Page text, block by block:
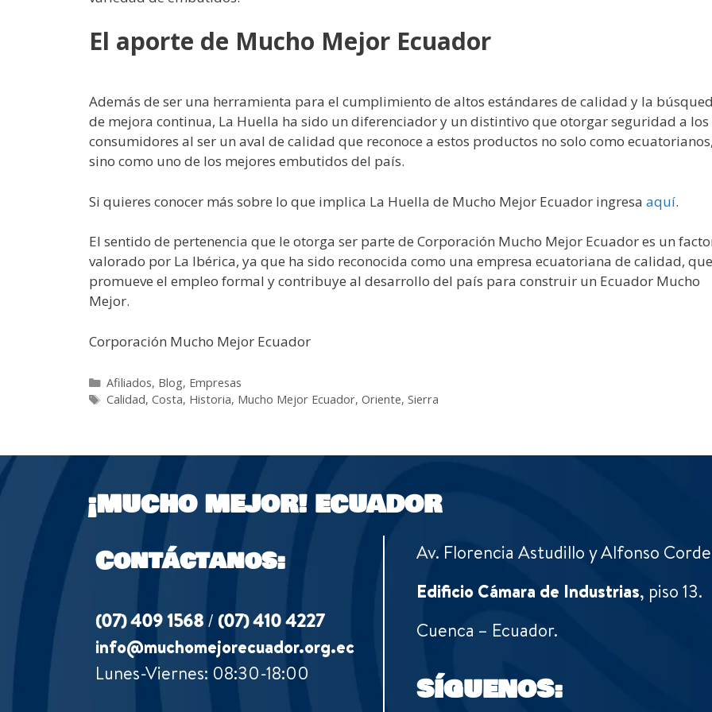
El aporte de Mucho Mejor Ecuador
Además de ser una herramienta para el cumplimiento de altos estándares de calidad y la
de mejora continua, La Huella ha sido un diferenciador y un distintivo que otorgar seguridad a los
consumidores al ser un aval de calidad que reconoce a estos productos no solo como ecuatorianos,
sino como uno de los mejores embutidos del país.
Si quieres conocer más sobre lo que implica La Huella de Mucho Mejor Ecuador ingresa aquí.
El sentido de pertenencia que le otorga ser parte de Corporación Mucho Mejor Ecuador es un
valorado por La Ibérica, ya que ha sido reconocida como una empresa ecuatoriana de calidad, que
promueve el empleo formal y contribuye al desarrollo del país para construir un Ecuador Mucho
Mejor.
Corporación Mucho Mejor Ecuador
Afiliados, Blog, Empresas
Calidad, Costa, Historia, Mucho Mejor Ecuador, Oriente, Sierra
¡MUCHO MEJOR! ECUADOR
Contáctanos:
(07) 409 1568 / (07) 410 4227
info@muchomejorecuador.org.ec
Lunes-Viernes: 08:30-18:00
Av. Florencia Astudillo y Alfonso
Edificio Cámara de Industrias, piso 13.
Cuenca – Ecuador.
SÍGUENOS: